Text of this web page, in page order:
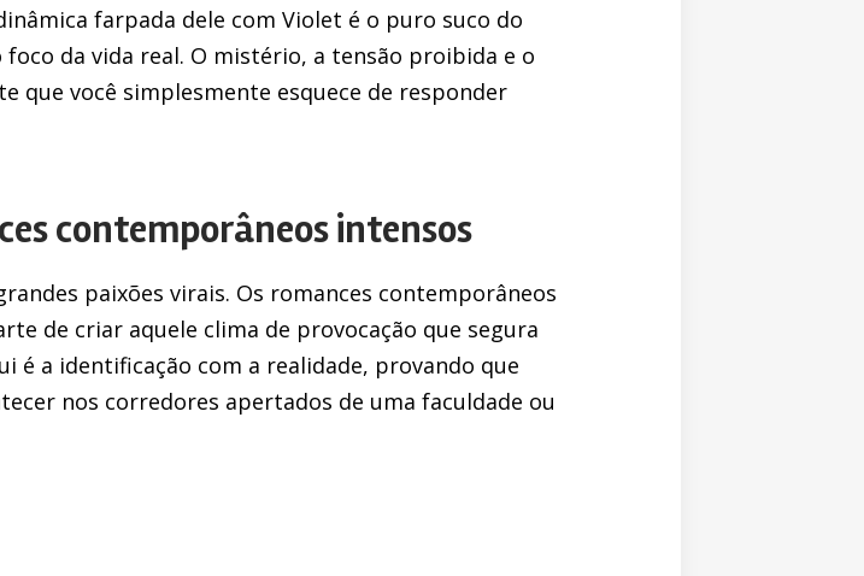
farpada dele com Violet é o puro suco do
da vida real. O mistério, a tensão proibida e o
que você simplesmente esquece de responder
contemporâneos intensos
paixões virais. Os romances contemporâneos
de criar aquele clima de provocação que segura
a identificação com a realidade, provando que
nos corredores apertados de uma faculdade ou